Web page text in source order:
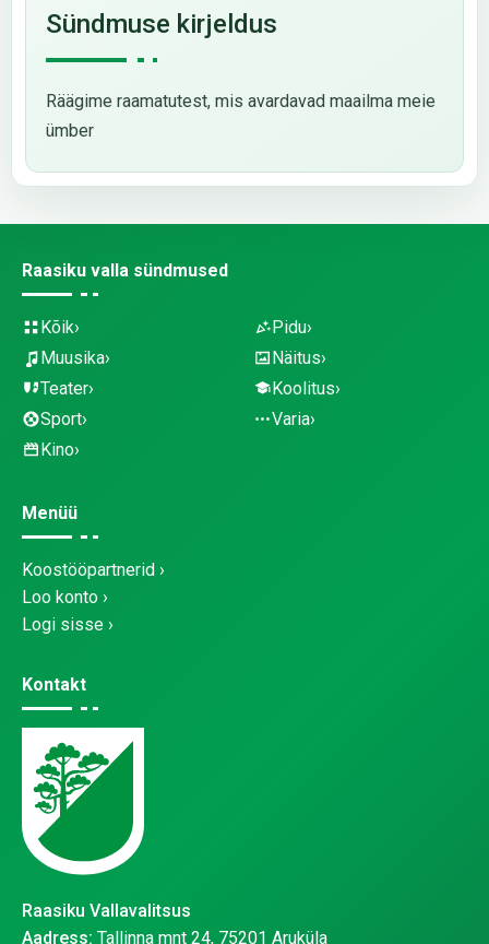
Sündmuse kirjeldus
Räägime raamatutest, mis avardavad maailma meie
ümber
Raasiku valla sündmused
Kõik
Muusika
Teater
Sport
Kino
Pidu
Näitus
Koolitus
Varia
Menüü
Koostööpartnerid
Loo konto
Logi sisse
Kontakt
Raasiku Vallavalitsus
Aadress: Tallinna mnt 24, 75201 Aruküla